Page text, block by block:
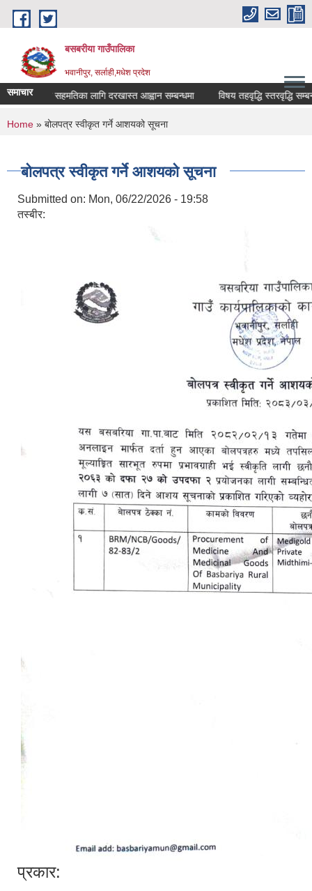
Skip to main content
बसबरीया गाउँपालिका
भवानीपुर, सर्लाही,मधेश प्रदेश
समाचार
सरुवा सहमतिका लागि दरखास्त आह्वान सम्बन्धमा विषय तहवृद्धि स्तरवृद्धि
You are here
Home » बोलपत्र स्वीकृत गर्ने आशयको सूचना
बोलपत्र स्वीकृत गर्ने आशयको सूचना
Submitted on: Mon, 06/22/2026 - 19:58
तस्बीर:
प्रकार: